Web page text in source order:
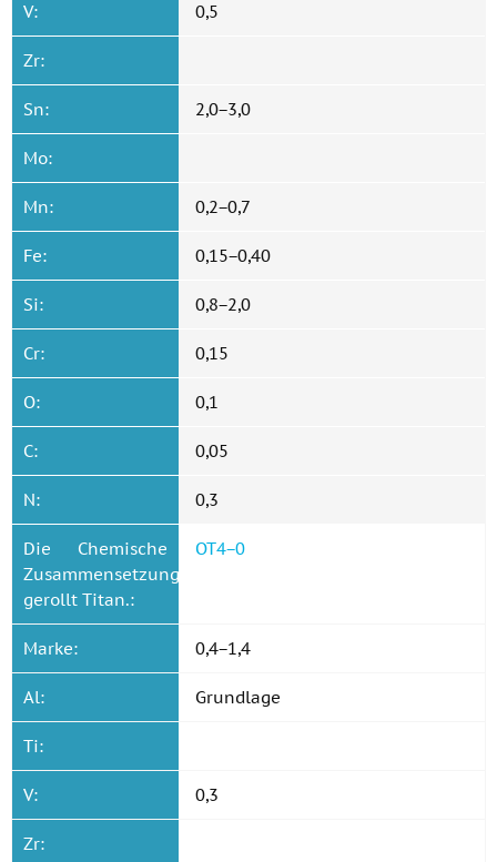
V: 0,5
Zr:
Sn: 2,0−3,0
Mo:
Mn: 0,2−0,7
Fe: 0,15−0,40
Si: 0,8−2,0
Cr: 0,15
O: 0,1
C: 0,05
N: 0,3
Die Chemische
Zusammensetzung
gerollt Titan.:
ОТ4−0
Marke: 0,4−1,4
Al: Grundlage
Ti:
V: 0,3
Zr: